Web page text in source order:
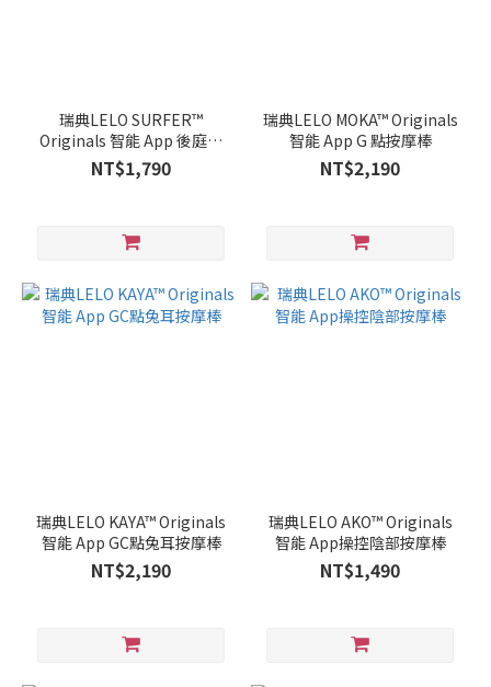
瑞典LELO SURFER™
Originals 智能 App 後庭按
摩棒
NT$1,790
瑞典LELO MOKA™ Originals
智能 App G 點按摩棒
NT$2,190
瑞典LELO KAYA™ Originals
智能 App GC點兔耳按摩棒
NT$2,190
瑞典LELO AKO™ Originals
智能 App操控陰部按摩棒
NT$1,490